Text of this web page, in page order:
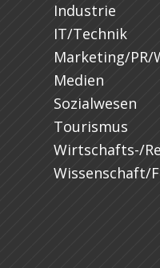
Industrie
IT/Technik
Marketing/PR/
Medien
Sozialwesen
Tourismus
Wirtschafts-/
Wissenschaft/